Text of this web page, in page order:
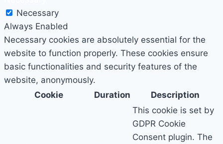
Necessary
Always Enabled
Necessary cookies are absolutely essential for the
website to function properly. These cookies ensure
basic functionalities and security features of the
website, anonymously.
Cookie
Duration Description
This cookie is set by
GDPR Cookie
Consent plugin. The